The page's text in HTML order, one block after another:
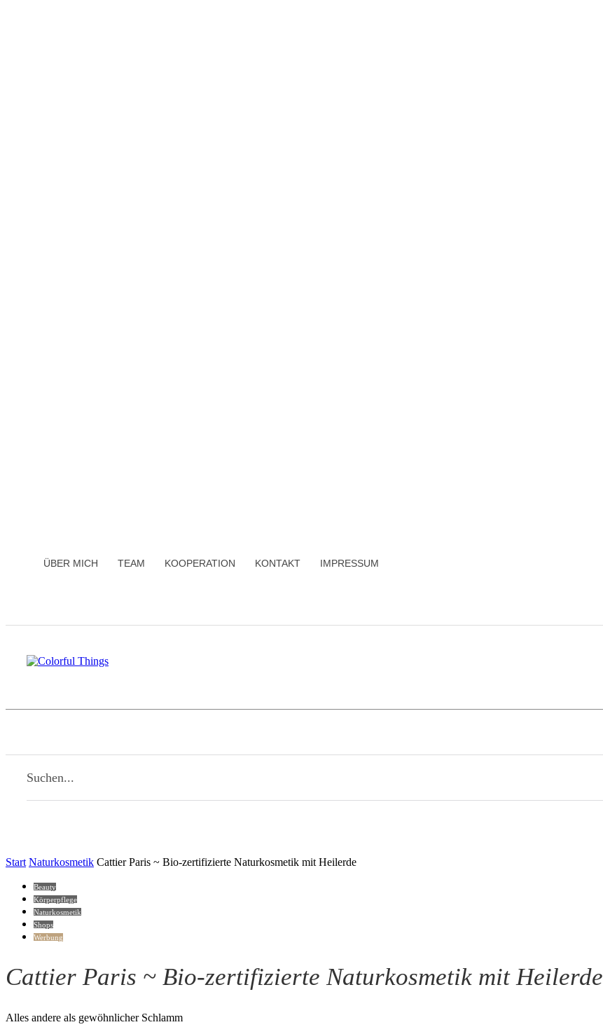
ÜBER MICH TEAM KOOPERATION KONTAKT IMPRESSUM
Suchen...
Start Naturkosmetik Cattier Paris ~ Bio-zertifizierte Naturkosmetik mit Heilerde
Beauty
Körperpflege
Naturkosmetik
Shops
Werbung
Cattier Paris ~ Bio-zertifizierte Naturkosmetik mit Heilerde
Alles andere als gewöhnlicher Schlamm